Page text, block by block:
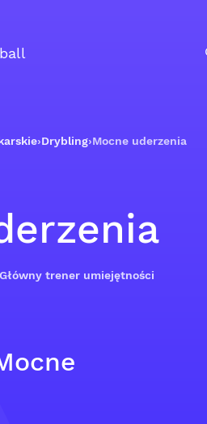
›Drybling›Mocne uderzenia
trener umiejętności